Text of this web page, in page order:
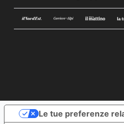
Le tue preferenze